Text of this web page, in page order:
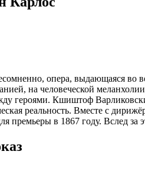
опера, выдающаяся во
на человеческой
героями. Кшиштоф
реальность. Вместе с
премьеры в 1867 году. Вслед